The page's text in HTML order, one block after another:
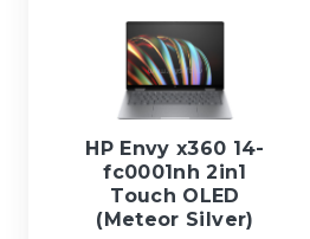
HP Envy x360 14-
fc0001nh 2in1
Touch OLED
(Meteor Silver)